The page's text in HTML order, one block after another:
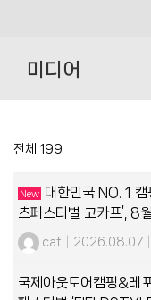
content미디어
전체 199
New 대한민국 NO. 1
츠페스티벌 고카프’, 8
caf 2026.08.07
국제아웃도어캠핑&레